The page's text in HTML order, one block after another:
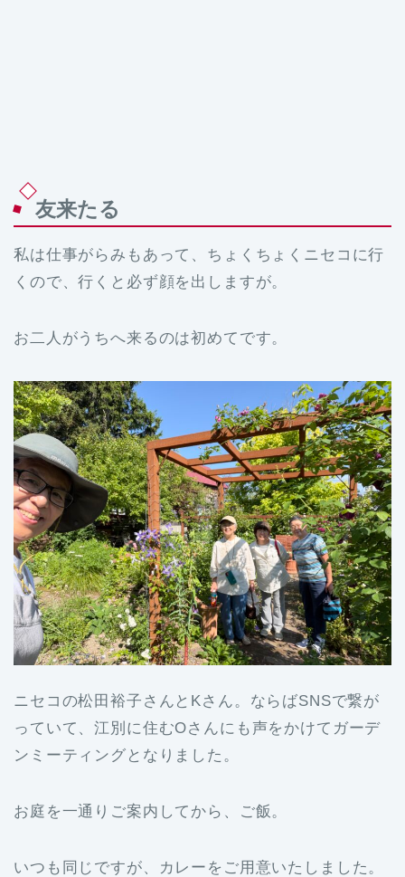
友来たる
私は仕事がらみもあって、ちょくちょくニセコに行
くので、行くと必ず顔を出しますが。
お二人がうちへ来るのは初めてです。
ニセコの松田裕子さんとKさん。ならばSNSで繋が
っていて、江別に住むOさんにも声をかけてガーデ
ンミーティングとなりました。
お庭を一通りご案内してから、ご飯。
いつも同じですが、カレーをご用意いたしました。